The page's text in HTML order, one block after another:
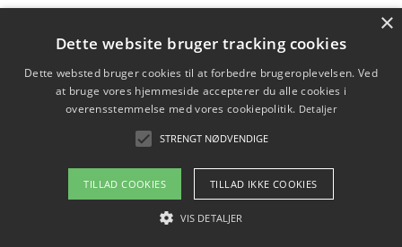
Hvordan kan gaver til unge voksne støtte bevarelsen
Copyright 2026 - Pilanto Aps
Om / kontakt
Blog Betingelser
×
Dette website bruger tracking cookies
Dette websted bruger cookies til at forbedre brugeroplevelsen. Ved
at bruge vores hjemmeside accepterer du alle cookies i
overensstemmelse med vores cookiepolitik. Detaljer
STRENGT NØDVENDIGE
TILLAD COOKIES TILLAD IKKE COOKIES
VIS DETALJER